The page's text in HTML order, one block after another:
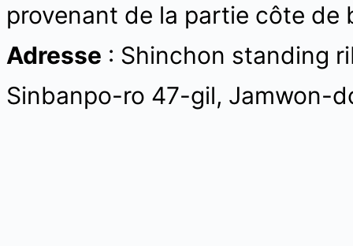
provenant de la partie côte de
Adresse : Shinchon standing
Sinbanpo-ro 47-gil, Jamwon-